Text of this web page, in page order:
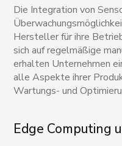
Die Integration von
Hersteller für ihre
sich auf regelmäßige
erhalten Unternehmen
alle Aspekte ihrer
Wartungs- und
Edge Computing